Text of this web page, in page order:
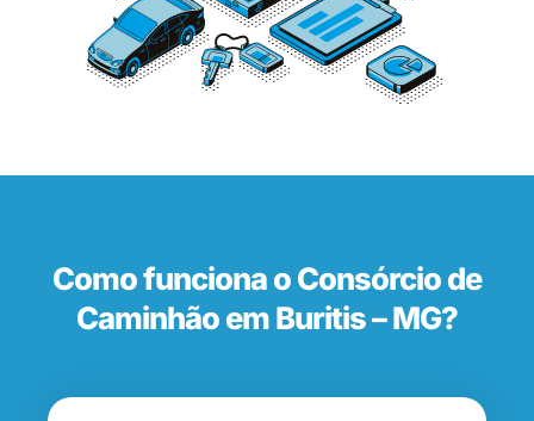
Como funciona o Consórcio de
Caminhão em Buritis – MG?